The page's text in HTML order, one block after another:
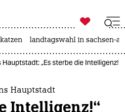
zahl ich
ich

taz zahl ich
katzen landtagswahl in sachsen-
„Es sterbe die Intelligenz!“
Hauptstadt
Intelligenz!“